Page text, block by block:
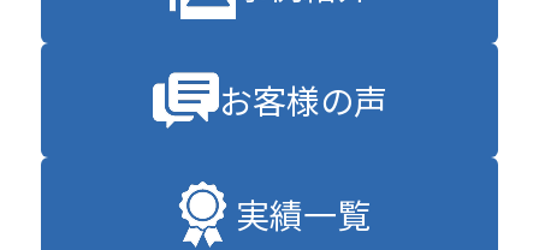
お客様の声
実績一覧